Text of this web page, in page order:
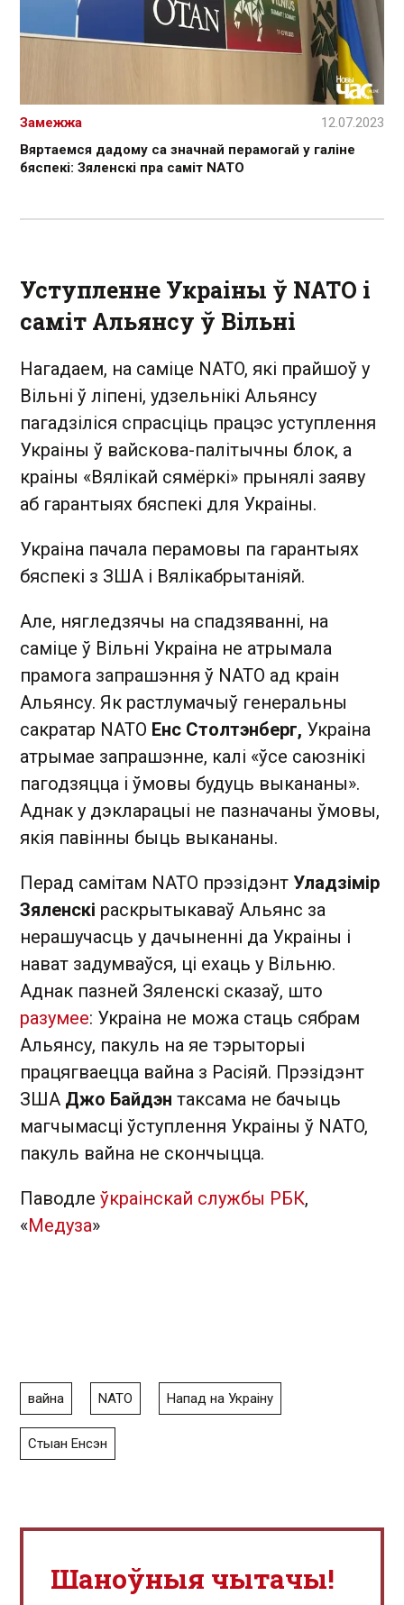
Вяртаемся дадому са значнай перамогай у галіне
бяспекі: Зяленскі пра саміт NATO
Замежжа 12.07.2023
Уступленне Украіны ў NATO і
саміт Альянсу ў Вільні
Нагадаем, на саміце NATO, які прайшоў у
Вільні ў ліпені, удзельнікі Альянсу
пагадзіліся спрасціць працэс уступлення
Украіны ў вайскова-палітычны блок, а
краіны «Вялікай сямёркі» прынялі заяву
аб гарантыях бяспекі для Украіны.
Украіна пачала перамовы па гарантыях
бяспекі з ЗША і Вялікабрытаніяй.
Але, нягледзячы на спадзяванні, на
саміце ў Вільні Украіна не атрымала
прамога запрашэння ў NATO ад краін
Альянсу. Як растлумачыў генеральны
сакратар NATO Енс Столтэнберг, Украіна
атрымае запрашэнне, калі «ўсе саюзнікі
пагодзяцца і ўмовы будуць выкананы».
Аднак у дэкларацыі не пазначаны ўмовы,
якія павінны быць выкананы.
Перад самітам NATO прэзідэнт Уладзімір
Зяленскі раскрытыкаваў Альянс за
нерашучасць у дачыненні да Украіны і
нават задумваўся, ці ехаць у Вільню.
Аднак пазней Зяленскі сказаў, што
разумее: Украіна не можа стаць сябрам
Альянсу, пакуль на яе тэрыторыі
працягваецца вайна з Расіяй. Прэзідэнт
ЗША Джо Байдэн таксама не бачыць
магчымасці ўступлення Украіны ў NATO,
пакуль вайна не скончыцца.
Паводле ўкраінскай службы РБК,
«Медуза»
вайна NATO Напад на Украіну
Стыан Енсэн
Шаноўныя чытачы!